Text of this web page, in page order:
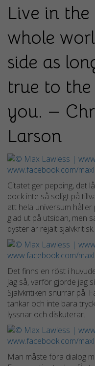
Live in
whole
side as
true to
you. —
Larson
Citatet ger pepping, det
dock inte så soligt på
att hela universum håller
glad ut på utsidan, men
dyster är rejält självkritisk.
Det finns en röst i
jag så, varför gjorde jag
Självkritiken snurrar på.
tankar och inte bara
lyssnar och diskuterar.
Man måste föra dialog